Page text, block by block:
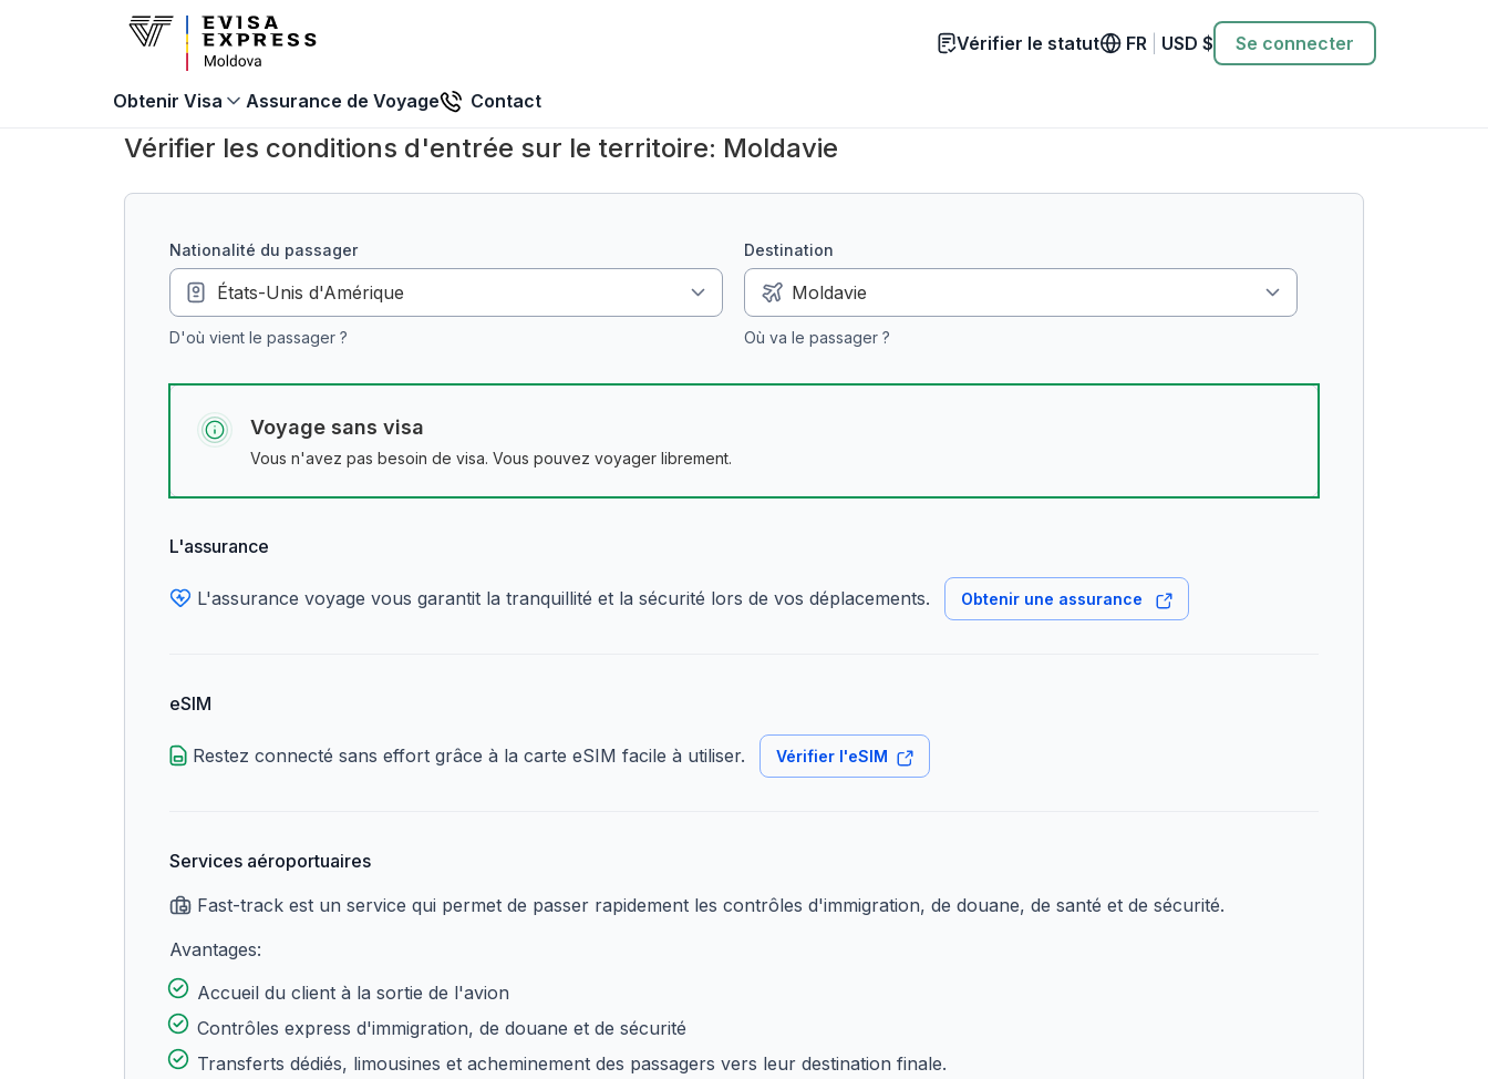
Vérifier le statut FR USD $ Se connecter
Obtenir Visa Assurance de Voyage Contact
Vérifier les conditions d'entrée sur le territoire: Moldavie
nationalité du passager
D'où vient le passager ?
Destination
Où va le passager ?
Voyage sans visa
Vous n'avez pas besoin de visa. Vous pouvez voyager librement.
L'assurance
L'assurance voyage vous garantit la tranquillité et la sécurité lors de vos déplacements. Obtenir une assurance
eSIM
Restez connecté sans effort grâce à la carte eSIM facile à utiliser. Vérifier l'eSIM
Services aéroportuaires
Fast-track est un service qui permet de passer rapidement les contrôles d'immigration, de douane, de santé et de sécurité.
Avantages:
Accueil du client à la sortie de l'avion
Contrôles express d'immigration, de douane et de sécurité
Transferts dédiés, limousines et acheminement des passagers vers leur destination finale.